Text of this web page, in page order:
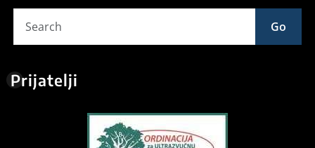
Go
Prijatelji